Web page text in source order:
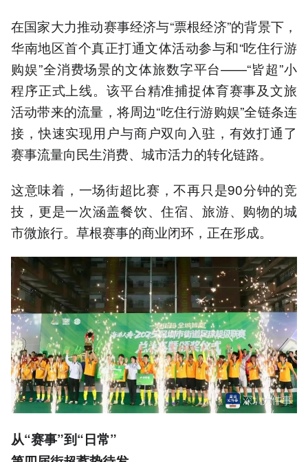
在国家大力推动赛事经济与“票根经济”的背景下，
华南地区首个真正打通文体活动参与和“吃住行游
购娱”全消费场景的文体旅数字平台——“皆超”小
程序正式上线。该平台精准捕捉体育赛事及文旅
活动带来的流量，将周边“吃住行游购娱”全链条连
接，快速实现用户与商户双向入驻，有效打通了
赛事流量向民生消费、城市活力的转化链路。
这意味着，一场街超比赛，不再只是90分钟的竞
技，更是一次涵盖餐饮、住宿、旅游、购物的城
市微旅行。草根赛事的商业闭环，正在形成。
从“赛事”到“日常”